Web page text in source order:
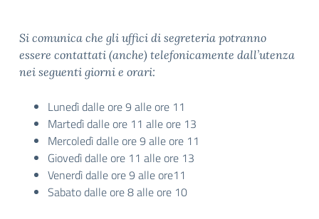
Si comunica che gli uffici di segreteria potranno
essere contattati (anche) telefonicamente dall’utenza
nei seguenti giorni e orari:
Lunedì dalle ore 9 alle ore 11
Martedì dalle ore 11 alle ore 13
Mercoledì dalle ore 9 alle ore 11
Giovedì dalle ore 11 alle ore 13
Venerdì dalle ore 9 alle ore11
Sabato dalle ore 8 alle ore 10